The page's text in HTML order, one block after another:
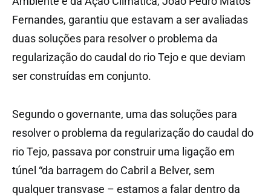
Fernandes, garantiu que estavam a ser avaliadas
duas soluções para resolver o problema da
regularização do caudal do rio Tejo e que deviam
ser construídas em conjunto.
Segundo o governante, uma das soluções para
resolver o problema da regularização do caudal do
rio Tejo, passava por construir uma ligação em
túnel “da barragem do Cabril a Belver, sem
qualquer transvase – estamos a falar dentro da